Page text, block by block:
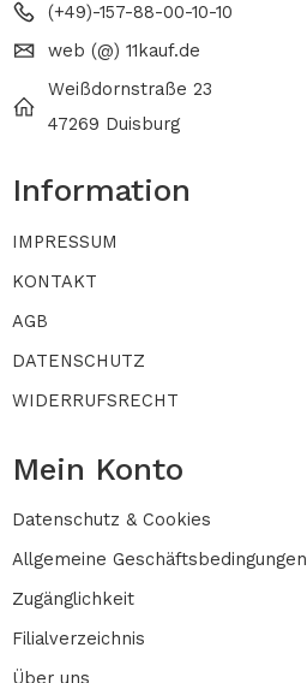
(+49)-157-88-00-10-10
web (@) 11kauf.de
Weißdornstraße 23
47269 Duisburg
Information
IMPRESSUM
KONTAKT
AGB
DATENSCHUTZ
WIDERRUFSRECHT
Mein Konto
Datenschutz & Cookies
Allgemeine Geschäftsbedingungen
Zugänglichkeit
Filialverzeichnis